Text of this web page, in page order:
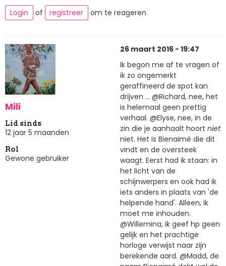
Login
of registreer om te reageren
Mili
Lid sinds
12 jaar 5 maanden
Rol
Gewone gebruiker
26 maart 2016 - 19:47
Ik begon me af te vragen of
ik zo ongemerkt
geraffineerd de spot kan
drijven ... @Richard, nee, het
is helemaal geen prettig
verhaal. @Elyse, nee, in de
zin die je aanhaalt hoort niet
niet. Het is Bienaimé die dit
vindt en de oversteek
waagt. Eerst had ik staan: in
het licht van de
schijnwerpers en ook had ik
iets anders in plaats van 'de
helpende hand'. Alleen, ik
moet me inhouden.
@Willemina, ik geef hp geen
gelijk en het prachtige
horloge verwijst naar zijn
berekende aard. @Madd, de